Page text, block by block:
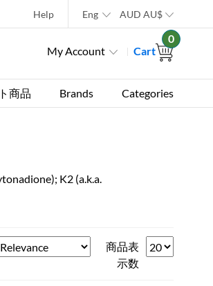
Help Eng AUD AU$
My Account Cart
0
商品 Brands Categories
K2 (a.k.a.
商品表
示数